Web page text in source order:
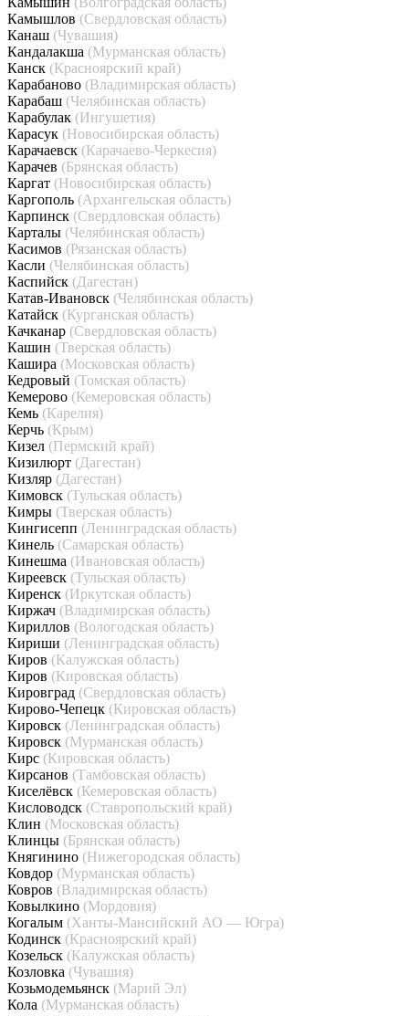
Камышлов (Свердловская область)
Канаш (Чувашия)
Кандалакша (Мурманская область)
Канск (Красноярский край)
Карабаново (Владимирская область)
Карабаш (Челябинская область)
Карабулак (Ингушетия)
Карасук (Новосибирская область)
Карачаевск (Карачаево-Черкесия)
Карачев (Брянская область)
Каргат (Новосибирская область)
Каргополь (Архангельская область)
Карпинск (Свердловская область)
Карталы (Челябинская область)
Касимов (Рязанская область)
Касли (Челябинская область)
Каспийск (Дагестан)
Катав-Ивановск (Челябинская область)
Катайск (Курганская область)
Качканар (Свердловская область)
Кашин (Тверская область)
Кашира (Московская область)
Кедровый (Томская область)
Кемерово (Кемеровская область)
Кемь (Карелия)
Керчь (Крым)
Кизел (Пермский край)
Кизилюрт (Дагестан)
Кизляр (Дагестан)
Кимовск (Тульская область)
Кимры (Тверская область)
Кингисепп (Ленинградская область)
Кинель (Самарская область)
Кинешма (Ивановская область)
Киреевск (Тульская область)
Киренск (Иркутская область)
Киржач (Владимирская область)
Кириллов (Вологодская область)
Кириши (Ленинградская область)
Киров (Калужская область)
Киров (Кировская область)
Кировград (Свердловская область)
Кирово-Чепецк (Кировская область)
Кировск (Ленинградская область)
Кировск (Мурманская область)
Кирс (Кировская область)
Кирсанов (Тамбовская область)
Киселёвск (Кемеровская область)
Кисловодск (Ставропольский край)
Клин (Московская область)
Клинцы (Брянская область)
Княгинино (Нижегородская область)
Ковдор (Мурманская область)
Ковров (Владимирская область)
Ковылкино (Мордовия)
Когалым (Ханты-Мансийский АО — Югра)
Кодинск (Красноярский край)
Козельск (Калужская область)
Козловка (Чувашия)
Козьмодемьянск (Марий Эл)
Кола (Мурманская область)